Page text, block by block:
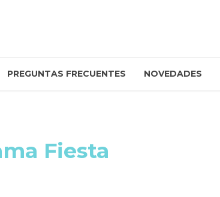
PREGUNTAS FRECUENTES NOVEDADES
Fiesta